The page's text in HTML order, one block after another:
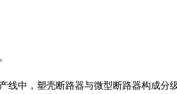
中，塑壳断路器与微型断路器构成